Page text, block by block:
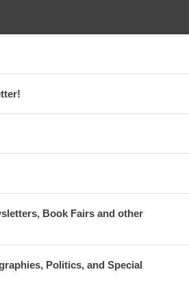
Book Fairs and other
Politics, and Special